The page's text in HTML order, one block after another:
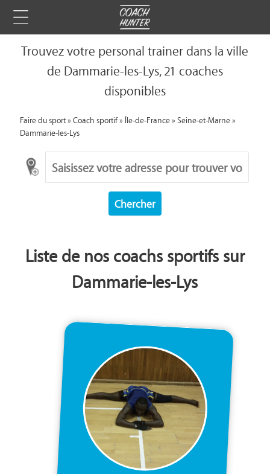
Trouvez votre personal trainer dans la ville
de Dammarie-les-Lys, 21 coaches
disponibles
Faire du sport»Coach sportif»Île-de-France»Seine-et-Marne»
Dammarie-les-Lys
Chercher
Liste de nos coachs sportifs sur
Dammarie-les-Lys